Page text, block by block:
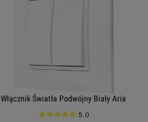
Włącznik Światła Podwójny Biały Aria
5.0